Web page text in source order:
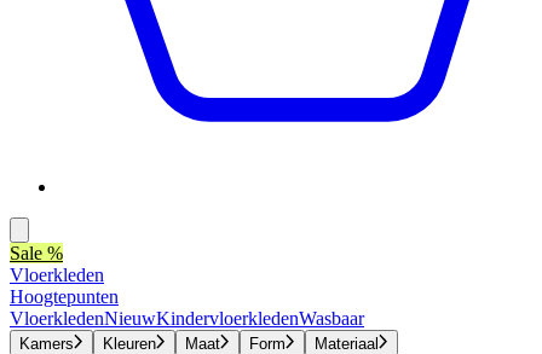
Sale %
Vloerkleden
Hoogtepunten
VloerkledenNieuwKindervloerkledenWasbaar
Kamers Kleuren Maat Form
Materiaal